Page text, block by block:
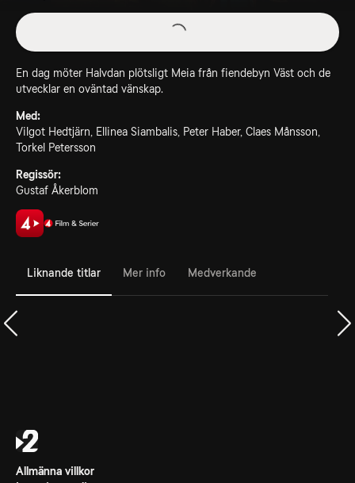
En dag möter Halvdan plötsligt Meia från fiendebyn Väst och de
utvecklar en oväntad vänskap.
Med:
Vilgot Hedtjärn, Ellinea Siambalis, Peter Haber, Claes Månsson,
Torkel Petersson
Regissör:
Gustaf Åkerblom
Liknande titlar Mer info Medverkande
Allmänna villkor